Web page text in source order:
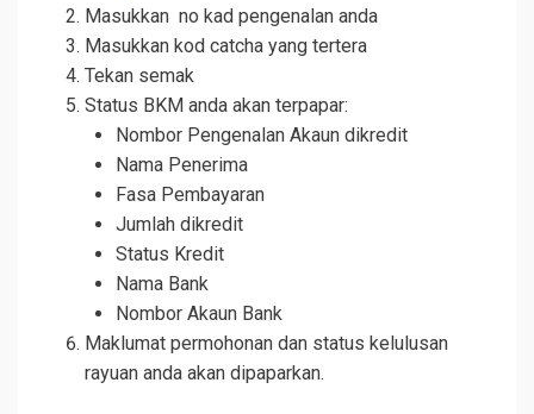
Masukkan no kad pengenalan anda
Masukkan kod catcha yang tertera
Tekan semak
Status BKM anda akan terpapar:
Nombor Pengenalan Akaun dikredit
Nama Penerima
Fasa Pembayaran
Jumlah dikredit
Status Kredit
Nama Bank
Nombor Akaun Bank
Maklumat permohonan dan status kelulusan
rayuan anda akan dipaparkan.